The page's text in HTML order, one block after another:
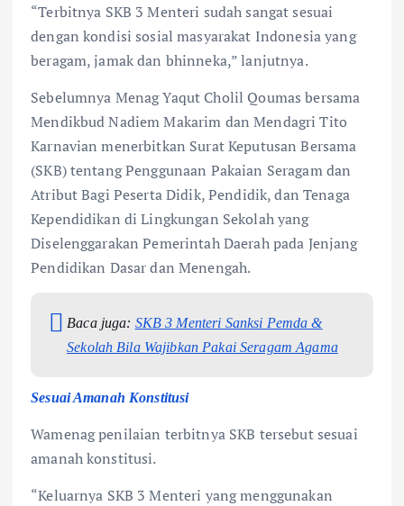
“Terbitnya SKB 3 Menteri sudah sangat sesuai
dengan kondisi sosial masyarakat Indonesia yang
beragam, jamak dan bhinneka,” lanjutnya.
Sebelumnya Menag Yaqut Cholil Qoumas bersama
Mendikbud Nadiem Makarim dan Mendagri Tito
Karnavian menerbitkan Surat Keputusan Bersama
(SKB) tentang Penggunaan Pakaian Seragam dan
Atribut Bagi Peserta Didik, Pendidik, dan Tenaga
Kependidikan di Lingkungan Sekolah yang
Diselenggarakan Pemerintah Daerah pada Jenjang
Pendidikan Dasar dan Menengah.
Baca juga: SKB 3 Menteri Sanksi Pemda &
Sekolah Bila Wajibkan Pakai Seragam Agama
Sesuai Amanah Konstitusi
Wamenag penilaian terbitnya SKB tersebut sesuai
amanah konstitusi.
“Keluarnya SKB 3 Menteri yang menggunakan